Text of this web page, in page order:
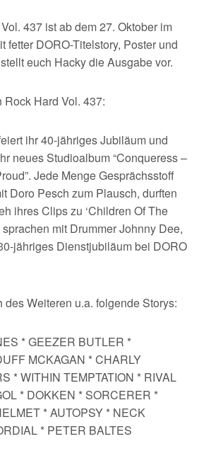
437 ist ab dem 27. Oktober im
fetter DORO-Titelstory, Poster und
euch Hacky die Ausgabe vor.
Hard Vol. 437:
ihr 40-jähriges Jubiläum und
neues Studioalbum “Conqueress –
Jede Menge Gesprächsstoff
Doro Pesch zum Plausch, durften
ihres Clips zu ‘Children Of The
mit Drummer Johnny Dee,
jähriges Dienstjubiläum bei DORO
des Weiteren u.a. folgende Storys:
* GEEZER BUTLER *
MCKAGAN * CHARLY
* WITHIN TEMPTATION * RIVAL
* DOKKEN * SORCERER *
* AUTOPSY * NECK
* PETER BALTES